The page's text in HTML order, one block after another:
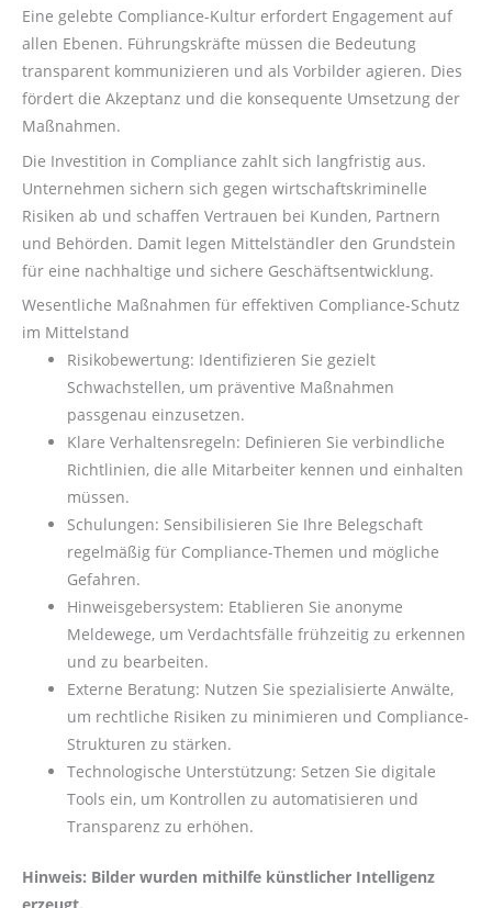
Eine gelebte Compliance-Kultur erfordert Engagement auf
allen Ebenen. Führungskräfte müssen die Bedeutung
transparent kommunizieren und als Vorbilder agieren. Dies
fördert die Akzeptanz und die konsequente Umsetzung der
Maßnahmen.
Die Investition in Compliance zahlt sich langfristig aus.
Unternehmen sichern sich gegen wirtschaftskriminelle
Risiken ab und schaffen Vertrauen bei Kunden, Partnern
und Behörden. Damit legen Mittelständler den Grundstein
für eine nachhaltige und sichere Geschäftsentwicklung.
Wesentliche Maßnahmen für effektiven Compliance-Schutz
im Mittelstand
Risikobewertung: Identifizieren Sie gezielt
Schwachstellen, um präventive Maßnahmen
passgenau einzusetzen.
Klare Verhaltensregeln: Definieren Sie verbindliche
Richtlinien, die alle Mitarbeiter kennen und einhalten
müssen.
Schulungen: Sensibilisieren Sie Ihre Belegschaft
regelmäßig für Compliance-Themen und mögliche
Gefahren.
Hinweisgebersystem: Etablieren Sie anonyme
Meldewege, um Verdachtsfälle frühzeitig zu erkennen
und zu bearbeiten.
Externe Beratung: Nutzen Sie spezialisierte Anwälte,
um rechtliche Risiken zu minimieren und Compliance-
Strukturen zu stärken.
Technologische Unterstützung: Setzen Sie digitale
Tools ein, um Kontrollen zu automatisieren und
Transparenz zu erhöhen.
Hinweis: Bilder wurden mithilfe künstlicher Intelligenz